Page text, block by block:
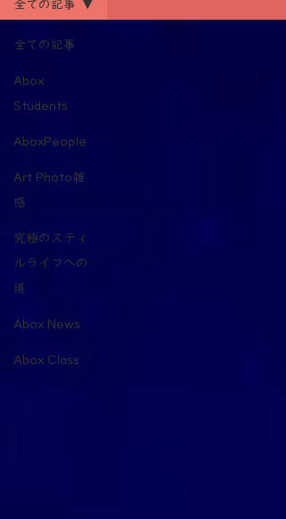
全ての記事
Abox
Students
AboxPeople
Art Photo雑
感
究極のスティ
ルライフへの
道
Abox News
Abox Class
全ての記事